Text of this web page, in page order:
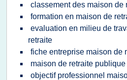
classement des maison de
formation en maison de
evaluation en milieu de
retraite
fiche entreprise maison de
maison de retraite
objectif professionnel